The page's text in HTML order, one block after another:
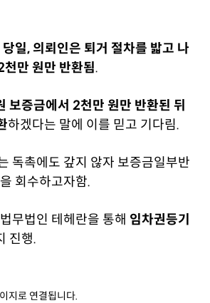
일, 의뢰인은 퇴거 절차를 밟고 나
천만 원만 반환됨.
보증금에서 2천만 원만 반환된 뒤
하겠다는 말에 이를 믿고 기다림.
독촉에도 갚지 않자 보증금일부반
회수하고자함.
무법인 테헤란을 통해 임차권등기
진행.
지로 연결됩니다.